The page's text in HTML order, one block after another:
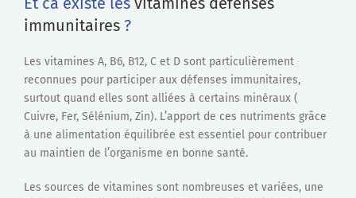
immunitaires ?
Les vitamines A, B6, B12, C et D sont particulièrement
reconnues pour participer aux défenses immunitaires,
surtout quand elles sont alliées à certains minéraux (
Cuivre, Fer, Sélénium, Zin). L’apport de ces nutriments grâce
à une alimentation équilibrée est essentiel pour contribuer
au maintien de l’organisme en bonne santé.
Les sources de vitamines sont nombreuses et variées, une